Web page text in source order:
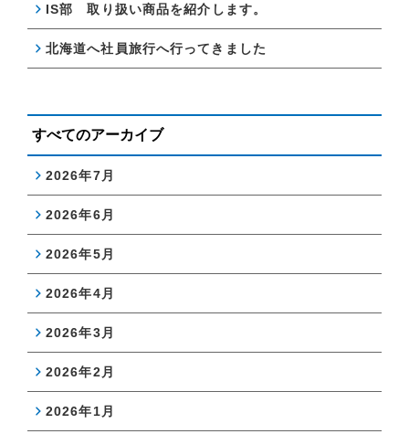
IS部 取り扱い商品を紹介します。
北海道へ社員旅行へ行ってきました
すべてのアーカイブ
2026年7月
2026年6月
2026年5月
2026年4月
2026年3月
2026年2月
2026年1月